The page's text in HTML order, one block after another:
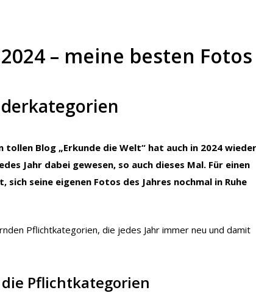
– meine besten Fotos
Blog „Erkunde die Welt“ hat auch in 2024 wieder
Jahr dabei gewesen, so auch dieses Mal. Für einen
seine eigenen Fotos des Jahres nochmal in Ruhe
Pflichtkategorien, die jedes Jahr immer neu und damit
die Pflichtkategorien